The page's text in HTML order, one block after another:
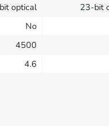
optical 23-bit
No
4500
4.6